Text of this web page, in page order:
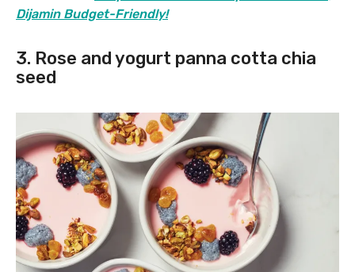
Dijamin Budget-Friendly!
3. Rose and yogurt panna cotta chia
seed